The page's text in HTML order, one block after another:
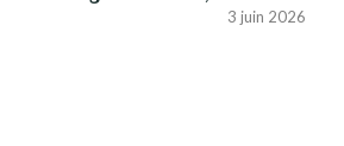
3 juin 2026